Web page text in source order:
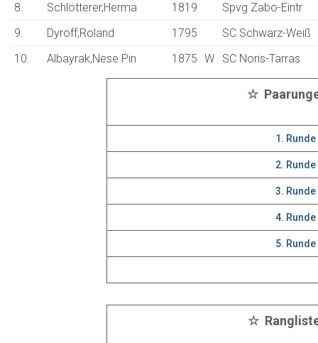
8.
Schlötterer,Herma 1819
Spvg Zabo-Eintr
9.
Dyroff,Roland 1795
SC Schwarz-Weiß
10.
Albayrak,Nese Pin 1875 W SC Noris-Tarras
☆
1. Runde
2. Runde
3. Runde
4. Runde
5. Runde
☆